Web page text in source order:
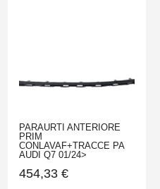
PARAURTI ANTERIORE
PRIM
CONLAVAF+TRACCE PA
AUDI Q7 01/24>
454,33 €